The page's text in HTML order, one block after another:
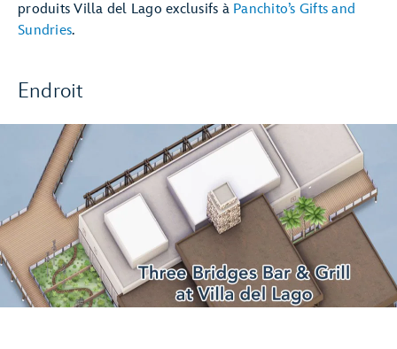
produits Villa del Lago exclusifs à Panchito’s Gifts and
Sundries.
Endroit